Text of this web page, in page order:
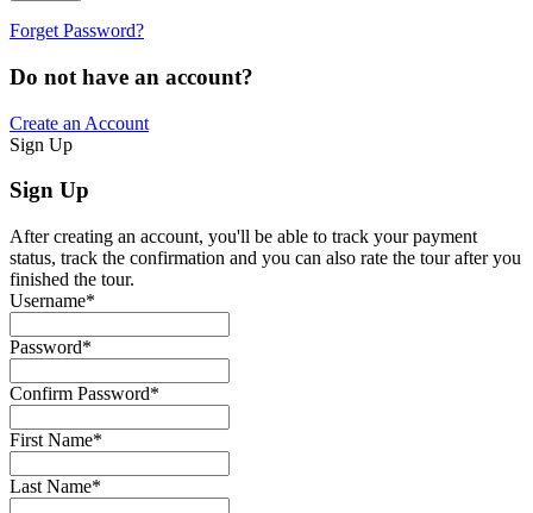
Forget Password?
Do not have an account?
Create an Account
Sign Up
Sign Up
After creating an account, you'll be able to track your payment
status, track the confirmation and you can also rate the tour after you
finished the tour.
Username*
Password*
Confirm Password*
First Name*
Last Name*